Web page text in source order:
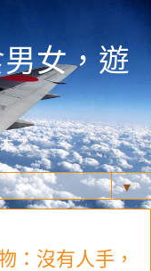
女，遊
？
▼
：沒有人手，